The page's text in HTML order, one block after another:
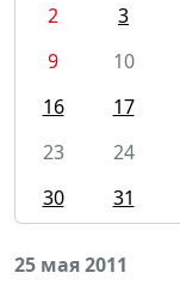
2
3
9
10
16
17
23
24
30
31
25 мая 2011